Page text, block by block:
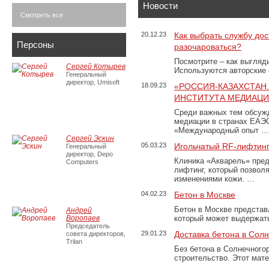
Новости
20.12.23
Как выбрать службу
разочароваться?
Посмотрите – как
Используются
18.09.23
«РОССИЯ-
ИНСТИТУТА
Среди важных тем
медиации в странах
«Международный опыт …
05.03.23 Игольчатый RF-
Клиника «Акварель»
лифтинг, который
изменениями кожи. …
04.02.23 Бетон в Москве
Бетон в Москве
который может
29.01.23 Доставка бетона в
Без бетона в
строительство. Этот
Смотреть все
Персоны
Сергей Котырев
Генеральный
директор, Umisoft
Сергей Эскин
Генеральный
директор, Depo
Computers
Андрей
Воропаев
Председатель
совета директоров,
Trilan